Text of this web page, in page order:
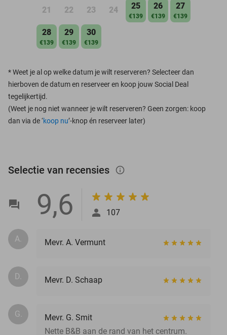
21 22 23 24 25
€139
26
€139
27
€139
28
€139
29
€139
30
€139
*Weet je al op welke datum je wilt reserveren? Selecteer dan
hierboven de datum en reserveer en koop jouw Social Deal
tegelijkertijd.
(Weet je nog niet wanneer je wilt reserveren? Geen zorgen: koop
dan via de ‘koop nu’-knop én reserveer later)
Selectie van recensies info_outlined
9,6 107
A. Mevr. A. Vermunt
D. Mevr. D. Schaap
G.
Mevr. G. Smit
Nette B&B aan de rand van het centrum.